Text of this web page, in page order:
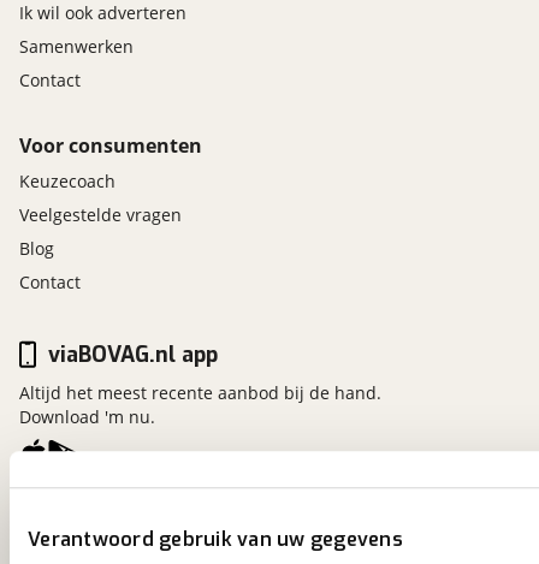
Verantwoord gebruik van uw gegevens
Ik wil ook adverteren
Samenwerken
Contact
Voor consumenten
Keuzecoach
Veelgestelde vragen
Blog
Contact
Kosterijland15
viaBOVAG.nl app
Altijd het meest recente aanbod bij de hand.
Download 'm nu.